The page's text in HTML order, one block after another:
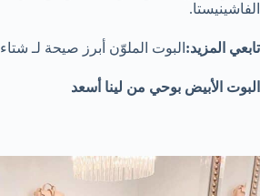
الفاشينيستا.
تابعي المزيد: البوت الملوّن أبرز صيحة لـ شتاء 2021
البوت الأبيض بوحي من لينا أسعد